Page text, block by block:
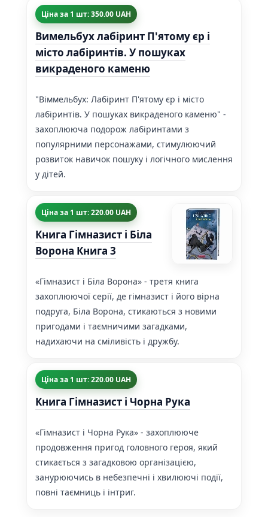
Ціна за 1 шт: 350.00 UAH
Вимельбух лабіринт П'ятому єр і
місто лабіринтів. У пошуках
викраденого каменю
"Віммельбух: Лабіринт П'ятому єр і місто
лабіринтів. У пошуках викраденого каменю" -
захоплююча подорож лабіринтами з
популярними персонажами, стимулюючий
розвиток навичок пошуку і логічного мислення
у дітей.
Ціна за 1 шт: 220.00 UAH
Книга Гімназист і Біла
Ворона Книга 3
«Гімназист і Біла Ворона» - третя книга
захоплюючої серії, де гімназист і його вірна
подруга, Біла Ворона, стикаються з новими
пригодами і таємничими загадками,
надихаючи на сміливість і дружбу.
Ціна за 1 шт: 220.00 UAH
Книга Гімназист і Чорна Рука
«Гімназист і Чорна Рука» - захоплююче
продовження пригод головного героя, який
стикається з загадковою організацією,
занурюючись в небезпечні і хвилюючі події,
повні таємниць і інтриг.